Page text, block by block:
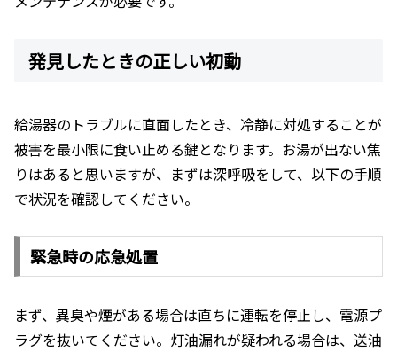
発見したときの正しい初動
給湯器のトラブルに直面したとき、冷静に対処することが
被害を最小限に食い止める鍵となります。お湯が出ない焦
りはあると思いますが、まずは深呼吸をして、以下の手順
で状況を確認してください。
緊急時の応急処置
まず、異臭や煙がある場合は直ちに運転を停止し、電源プ
ラグを抜いてください。灯油漏れが疑われる場合は、送油